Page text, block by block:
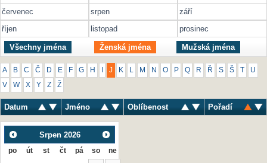
červenec
srpen
září
říjen
listopad prosinec
Všechny jména Ženská jména Mužská jména
A B C Č D E F G H J K M N O P Q R Ř S Š U
V W X Y Z Ž
Datum Jméno Oblíbenost Pořadí
Srpen 2026
po út st čt pá so ne